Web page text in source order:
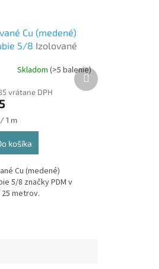
Cu (medené)
5/8 Izolované
Skladom (>5 balenie)
vrátane DPH
1 m
košíka
Cu (medené)
5/8 značky PDM v
metrov.
Ďalší
produkt